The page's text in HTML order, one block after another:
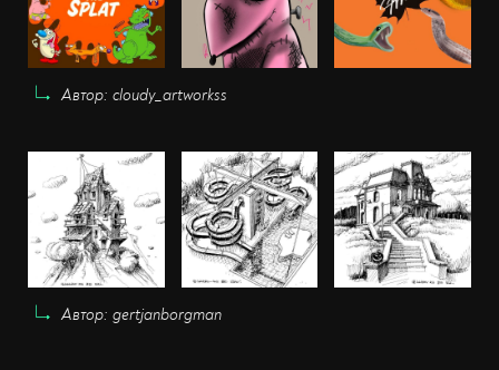
Автор: cloudy_artworkss
Автор: gertjanborgman